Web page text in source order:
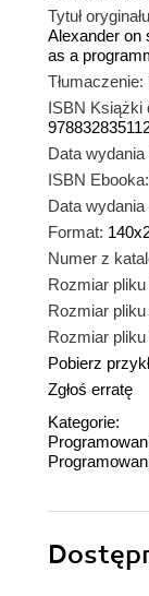
Tytuł
Alexander on
as a
Tłumaczenie:
ISBN Książki
Data
ISBN Ebooka:
Data wydania
Format:
Numer z
Rozmiar pliku
Rozmiar pliku
Rozmiar pliku
Pobierz
Zgłoś erratę
Kategorie: